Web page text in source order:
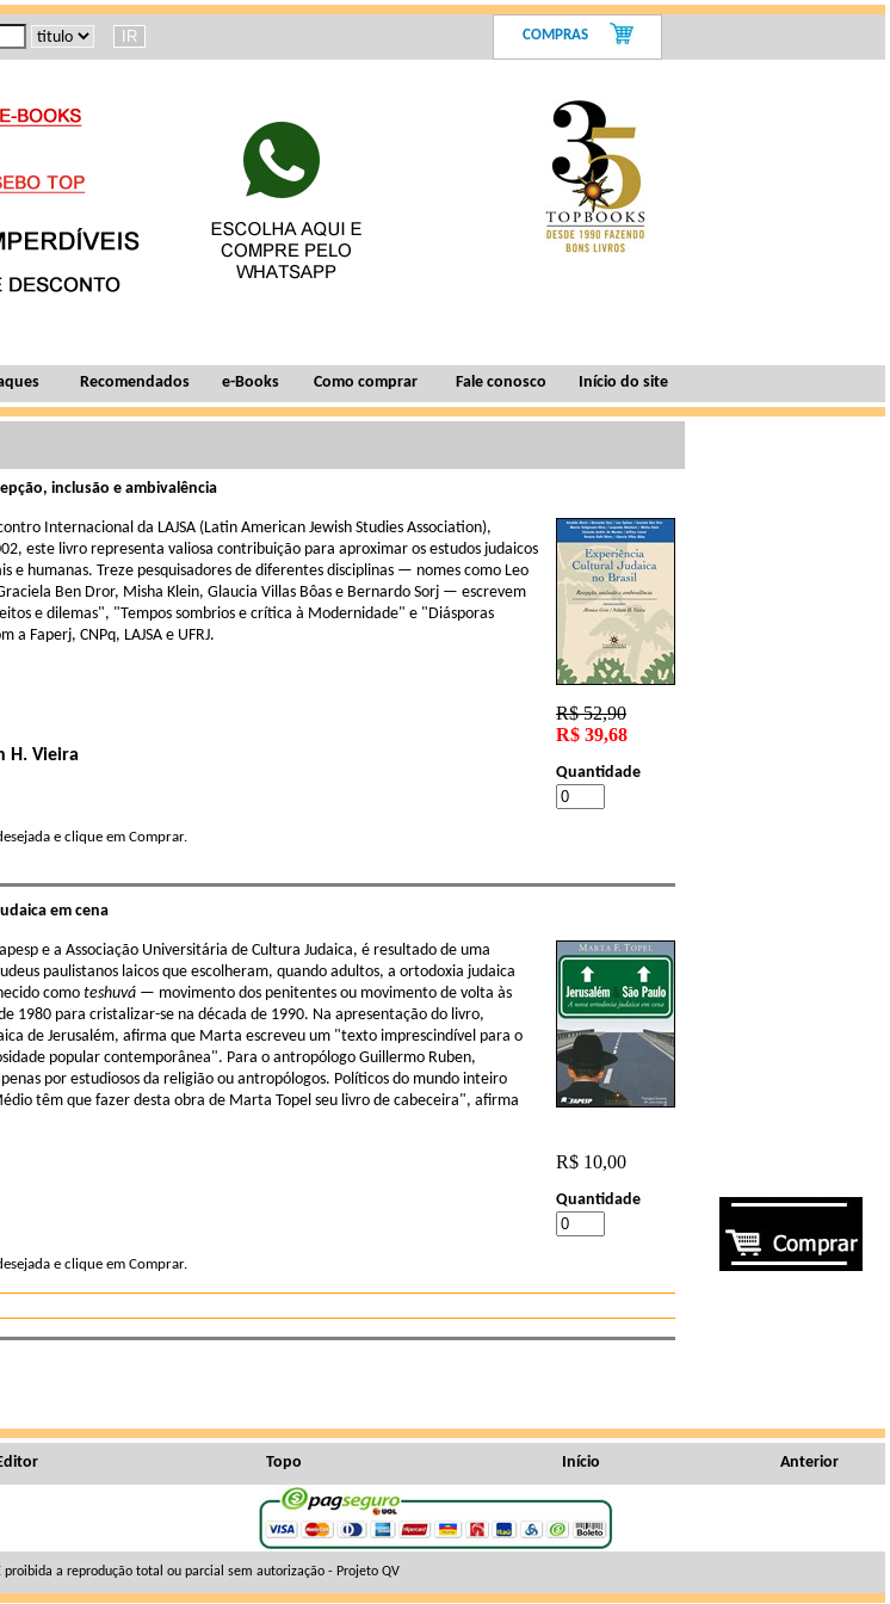
COMPRAS
Recomendados e-Books Como comprar Fale conosco Início do site
inclusão e ambivalência
Internacional da LAJSA (Latin American Jewish Studies Association),
este livro representa valiosa contribuição para aproximar os estudos judaicos
e humanas. Treze pesquisadores de diferentes disciplinas — nomes como Leo
Ben Dror, Misha Klein, Glaucia Villas Bôas e Bernardo Sorj — escrevem
e dilemas", "Tempos sombrios e crítica à Modernidade" e "Diásporas
Faperj, CNPq, LAJSA e UFRJ.
H. Vieira
R$ 52,90
R$ 39,68
Quantidade
e clique em Comprar.
em cena
e a Associação Universitária de Cultura Judaica, é resultado de uma
paulistanos laicos que escolheram, quando adultos, a ortodoxia judaica
como teshuvá — movimento dos penitentes ou movimento de volta às
1980 para cristalizar-se na década de 1990. Na apresentação do livro,
de Jerusalém, afirma que Marta escreveu um "texto imprescindível para o
popular contemporânea". Para o antropólogo Guillermo Ruben,
por estudiosos da religião ou antropólogos. Políticos do mundo inteiro
têm que fazer desta obra de Marta Topel seu livro de cabeceira", afirma
R$ 10,00
Quantidade
e clique em Comprar.
Topo Início
Anterior
proibida a reprodução total ou parcial sem autorização - Projeto QV